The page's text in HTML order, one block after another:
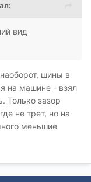
вид
шины в
на машине - взял
Только зазор
не трет, но на
меньшие